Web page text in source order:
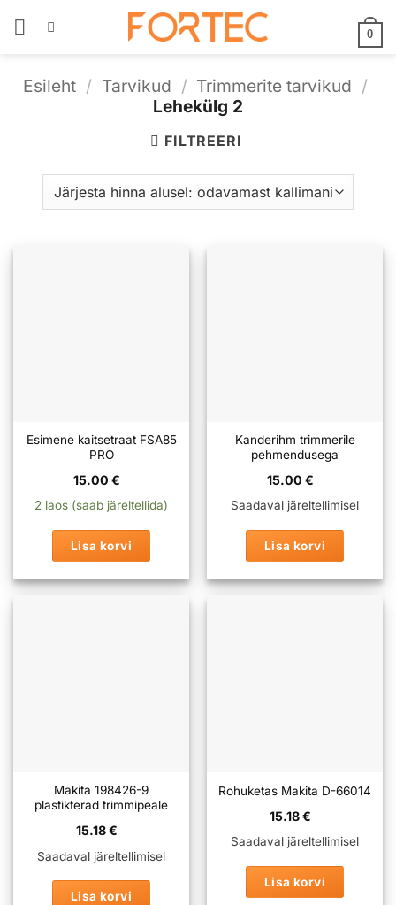
0
Esileht / Tarvikud / Trimmerite tarvikud /
Lehekülg 2
FILTREERI
Esimene kaitsetraat FSA85
PRO
15.00 €
2 laos (saab järeltellida)
Lisa korvi
Kanderihm trimmerile
pehmendusega
15.00 €
Saadaval järeltellimisel
Lisa korvi
Makita 198426-9
plastikterad trimmipeale
15.18€
Saadaval järeltellimisel
Lisa korvi
Rohuketas Makita D-66014
15.18€
Saadaval järeltellimisel
Lisa korvi